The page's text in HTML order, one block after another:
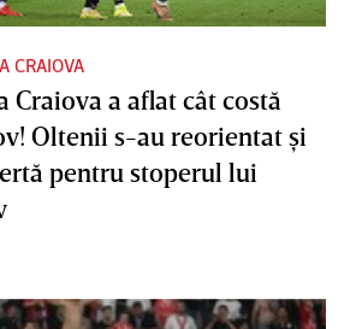
CRAIOVA
Craiova a aflat cât costă
Oltenii s-au reorientat şi
pentru stoperul lui